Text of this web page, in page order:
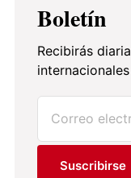
Boletín
Recibirás
Suscribirse